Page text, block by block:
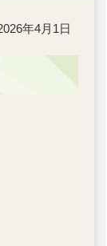
年4月1日